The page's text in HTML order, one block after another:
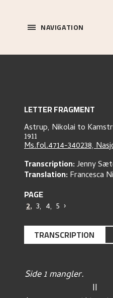
NAVIGATION
LETTER FRAGMENT
Astrup, Nikolai to
1911
Ms.fol.4714-340238,
Transcription:Jenny
Translation:Francesca
PAGE
2, 3, 4, 5 ›
TRANSCRIPTION
Side 1 mangler.
		           II